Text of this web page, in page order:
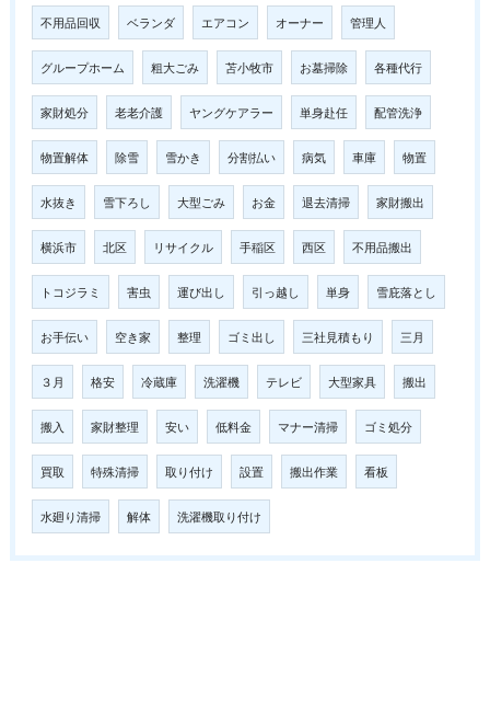
不用品回収 ベランダ エアコン オーナー 管理人
グループホーム 粗大ごみ 苫小牧市 お墓掃除 各種代行
家財処分 老老介護 ヤングケアラー 単身赴任 配管洗浄
物置解体 除雪 雪かき 分割払い 病気 車庫 物置
水抜き 雪下ろし 大型ごみ お金 退去清掃 家財搬出
横浜市 北区 リサイクル 手稲区 西区 不用品搬出
トコジラミ 害虫 運び出し 引っ越し 単身 雪庇落とし
お手伝い 空き家 整理 ゴミ出し 三社見積もり 三月
３月 格安 冷蔵庫 洗濯機 テレビ 大型家具 搬出
搬入 家財整理 安い 低料金 マナー清掃 ゴミ処分
買取 特殊清掃 取り付け 設置 搬出作業 看板
水廻り清掃 解体 洗濯機取り付け